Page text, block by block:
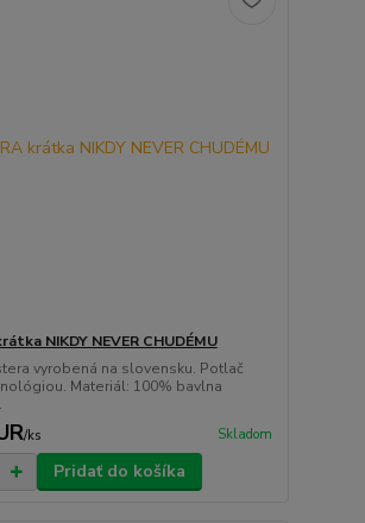
NIKDY NEVER CHUDÉMU
vyrobená na slovensku. Potlač
Materiál: 100% bavlna
/ks Skladom
Pridať do košíka